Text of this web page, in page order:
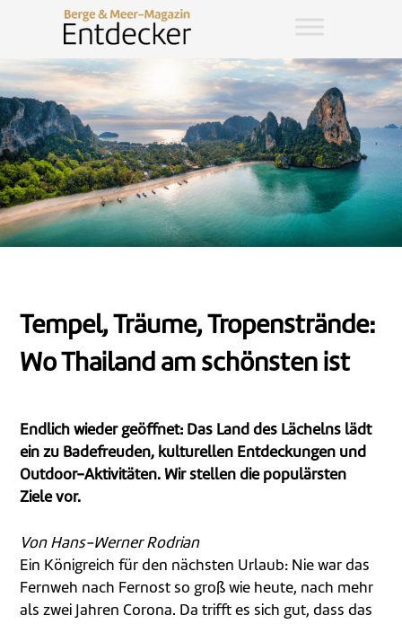
Tempel, Träume, Tropenstrände:
Wo Thailand am schönsten ist
Endlich wieder geöffnet: Das Land des Lächelns lädt
ein zu Badefreuden, kulturellen Entdeckungen und
Outdoor-Aktivitäten. Wir stellen die populärsten
Ziele vor.
Von Hans-Werner Rodrian
Ein Königreich für den nächsten Urlaub: Nie war das
Fernweh nach Fernost so groß wie heute, nach mehr
als zwei Jahren Corona. Da trifft es sich gut, dass das